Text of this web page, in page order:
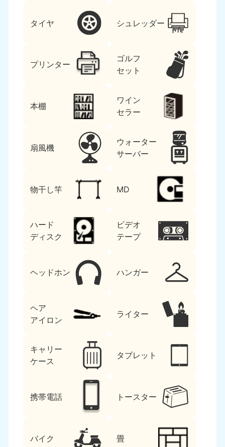
タイヤ シュレッダー
プリンター
ゴルフ
セット
本棚
ワイン
セラー
扇風機
ウォーター
サーバー
物干し竿 MD
ハード
ディスク
ビデオ
テープ
ヘッドホン ハンガー
ヘア
アイロン
ライター
キャリー
ケース
タブレット
携帯電話 トースター
バイク 畳